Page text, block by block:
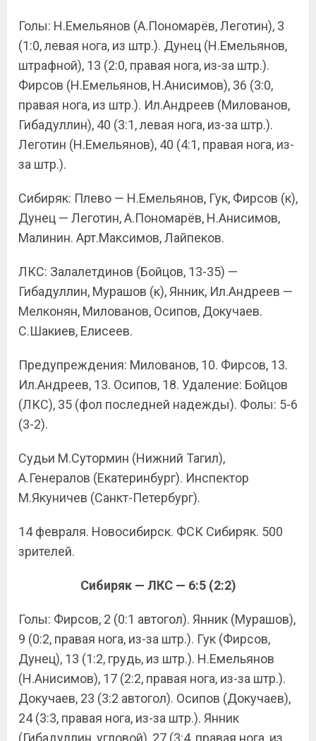
Голы: Н.Емельянов (А.Пономарёв, Леготин), 3
(1:0, левая нога, из штр.). Дунец (Н.Емельянов,
штрафной), 13 (2:0, правая нога, из-за штр.).
Фирсов (Н.Емельянов, Н.Анисимов), 36 (3:0,
правая нога, из штр.). Ил.Андреев (Милованов,
Гибадуллин), 40 (3:1, левая нога, из-за штр.).
Леготин (Н.Емельянов), 40 (4:1, правая нога, из-
за штр.).
Сибиряк: Плево — Н.Емельянов, Гук, Фирсов (к),
Дунец — Леготин, А.Пономарёв, Н.Анисимов,
Малинин. Арт.Максимов, Лайпеков.
ЛКС: Залалетдинов (Бойцов, 13-35) —
Гибадуллин, Мурашов (к), Янник, Ил.Андреев —
Мелконян, Милованов, Осипов, Докучаев.
С.Шакиев, Елисеев.
Предупреждения: Милованов, 10. Фирсов, 13.
Ил.Андреев, 13. Осипов, 18. Удаление: Бойцов
(ЛКС), 35 (фол последней надежды). Фолы: 5-6
(3-2).
Судьи М.Сутормин (Нижний Тагил),
А.Генералов (Екатеринбург). Инспектор
М.Якуничев (Санкт-Петербург).
14 февраля. Новосибирск. ФСК Сибиряк. 500
зрителей.
Сибиряк — ЛКС — 6:5 (2:2)
Голы: Фирсов, 2 (0:1 автогол). Янник (Мурашов),
9 (0:2, правая нога, из-за штр.). Гук (Фирсов,
Дунец), 13 (1:2, грудь, из штр.). Н.Емельянов
(Н.Анисимов), 17 (2:2, правая нога, из-за штр.).
Докучаев, 23 (3:2 автогол). Осипов (Докучаев),
24 (3:3, правая нога, из-за штр.). Янник
(Гибадуллин, угловой), 27 (3:4, правая нога, из